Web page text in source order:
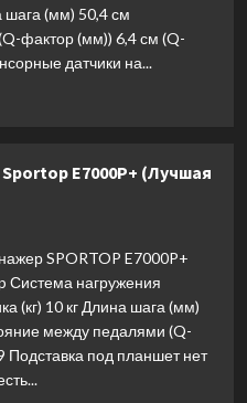
шага (мм) 50,4 см
фактор (мм)) 6,4 см (Q-
датчики на...
E7000P+ (Лучшая
SPORTOP E7000P+
Система нагружения
(кг) 10 кг Длина шага (мм)
между педалями (Q-
Подставка под планшет нет